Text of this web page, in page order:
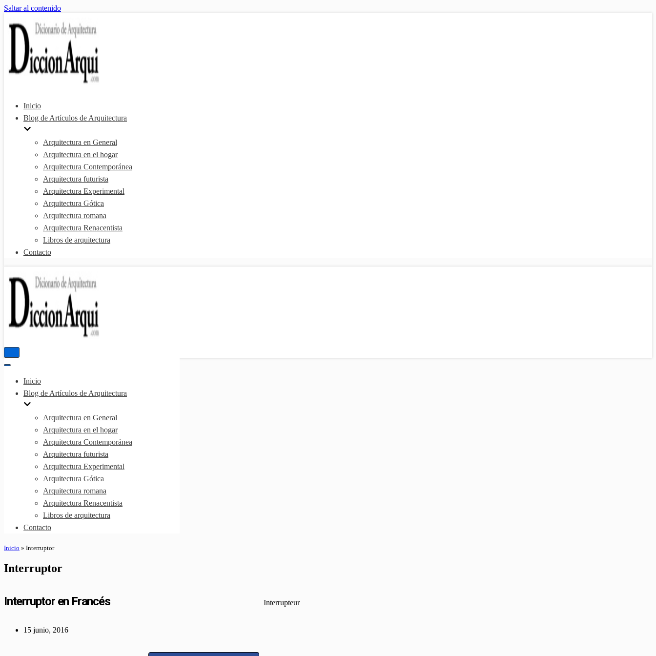
Saltar al contenido
Inicio
Blog de Artículos de Arquitectura
Arquitectura en General
Arquitectura en el hogar
Arquitectura Contemporánea
Arquitectura futurista
Arquitectura Experimental
Arquitectura Gótica
Arquitectura romana
Arquitectura Renacentista
Libros de arquitectura
Contacto
Menú
Menú
navegación
Inicio
Blog de Artículos de Arquitectura
Arquitectura en General
Arquitectura en el hogar
Arquitectura Contemporánea
Arquitectura futurista
Arquitectura Experimental
Arquitectura Gótica
Arquitectura romana
Arquitectura Renacentista
Libros de arquitectura
Contacto
Inicio » Interruptor
Interruptor
Interruptor en Francés Interrupteur
15 junio, 2016